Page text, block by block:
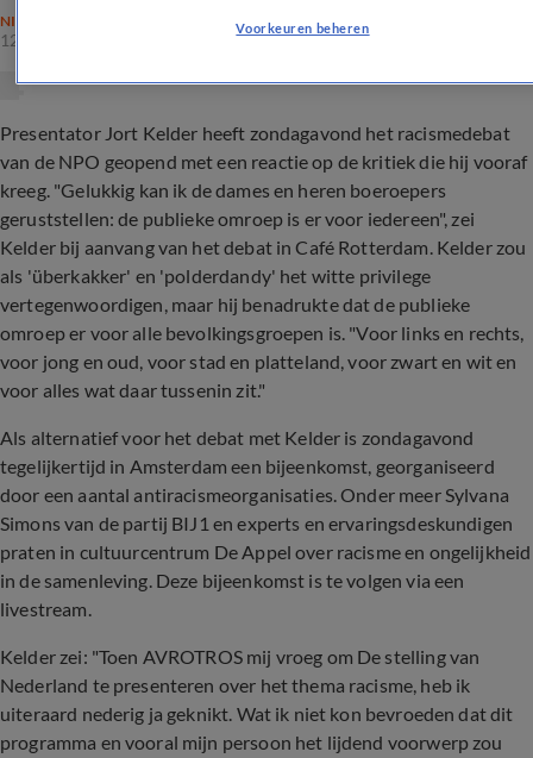
NIEUWS
12 juli 2020, 21:23
Presentator Jort Kelder heeft zondagavond het racismedebat
van de NPO geopend met een reactie op de kritiek die hij vooraf
kreeg. "Gelukkig kan ik de dames en heren boeroepers
geruststellen: de publieke omroep is er voor iedereen", zei
Kelder bij aanvang van het debat in Café Rotterdam. Kelder zou
als 'überkakker' en 'polderdandy' het witte privilege
vertegenwoordigen, maar hij benadrukte dat de publieke
omroep er voor alle bevolkingsgroepen is. "Voor links en rechts,
voor jong en oud, voor stad en platteland, voor zwart en wit en
voor alles wat daar tussenin zit."
Als alternatief voor het debat met Kelder is zondagavond
tegelijkertijd in Amsterdam een bijeenkomst, georganiseerd
door een aantal antiracismeorganisaties. Onder meer Sylvana
Simons van de partij BIJ1 en experts en ervaringsdeskundigen
praten in cultuurcentrum De Appel over racisme en ongelijkheid
in de samenleving. Deze bijeenkomst is te volgen via een
livestream.
Kelder zei: "Toen AVROTROS mij vroeg om De stelling van
Nederland te presenteren over het thema racisme, heb ik
uiteraard nederig ja geknikt. Wat ik niet kon bevroeden dat dit
programma en vooral mijn persoon het lijdend voorwerp zou
Voorkeuren beheren